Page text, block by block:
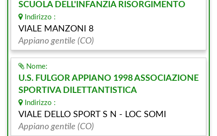
SCUOLA DELL'INFANZIA RISORGIMENTO
Indirizzo :
VIALE MANZONI 8
Appiano gentile (CO)
Nome:
U.S. FULGOR APPIANO 1998 ASSOCIAZIONE
SPORTIVA DILETTANTISTICA
Indirizzo :
VIALE DELLO SPORT S N - LOC SOMI
Appiano gentile (CO)